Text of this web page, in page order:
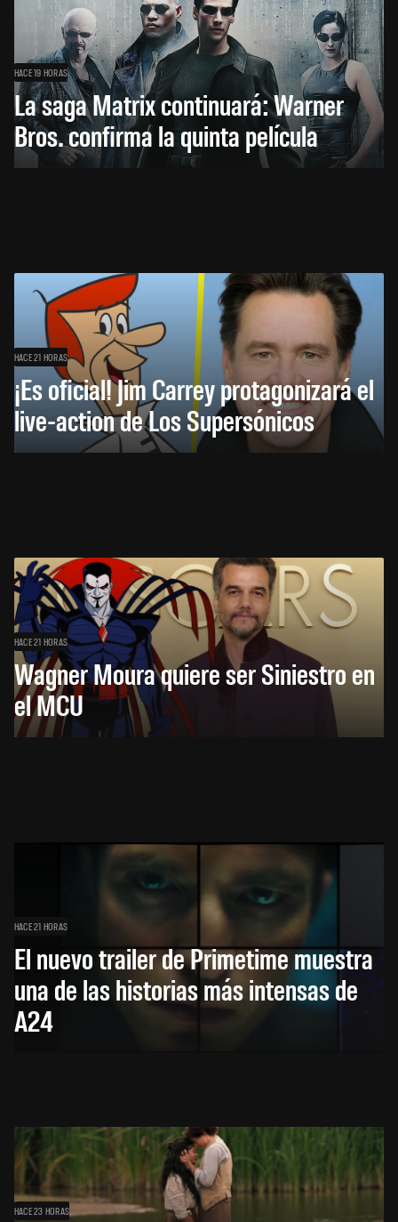
HACE 19 HORAS
La saga Matrix continuará: Warner
Bros. confirma la quinta película
HACE 21 HORAS
¡Es oficial! Jim Carrey protagonizará el
live-action de Los Supersónicos
HACE 21 HORAS
Wagner Moura quiere ser Siniestro en
el MCU
HACE 21 HORAS
El nuevo trailer de Primetime muestra
una de las historias más intensas de
A24
HACE 23 HORAS